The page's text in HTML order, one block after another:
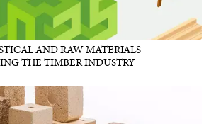
AND RAW MATERIALS
THE TIMBER INDUSTRY